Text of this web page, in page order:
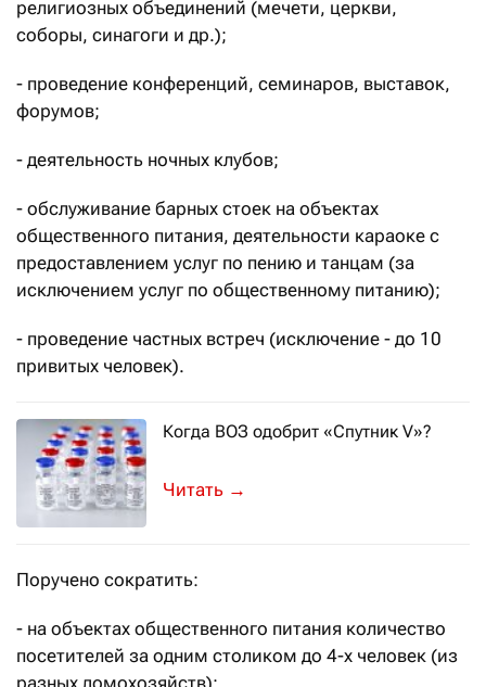
религиозных объединений (мечети, церкви,
соборы, синагоги и др.);
- проведение конференций, семинаров, выставок,
форумов;
- деятельность ночных клубов;
- обслуживание барных стоек на объектах
общественного питания, деятельности караоке с
предоставлением услуг по пению и танцам (за
исключением услуг по общественному питанию);
- проведение частных встреч (исключение - до 10
привитых человек).
Когда ВОЗ одобрит «Спутник V»?
Представитель Всемирной
→
Поручено сократить:
- на объектах общественного питания количество
посетителей за одним столиком до 4-х человек (из
разных домохозяйств);